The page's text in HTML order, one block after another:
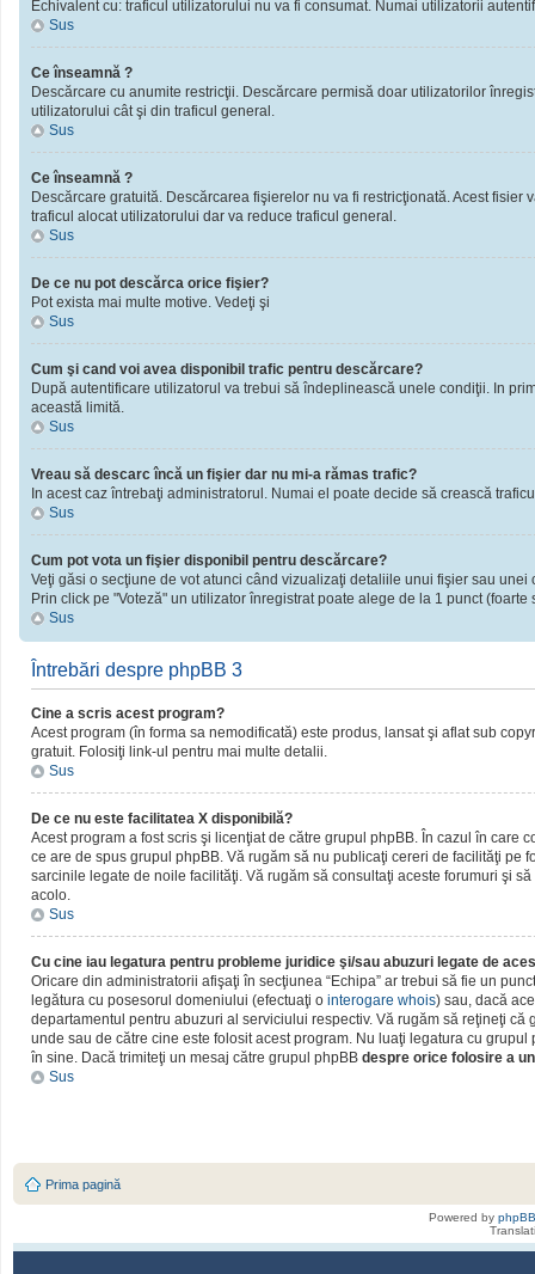
Echivalent cu: traficul utilizatorului nu va fi consumat. Numai utilizatorii
Sus
Ce înseamnă ?
Descărcare cu anumite restricţii. Descărcare permisă doar utilizatorilor
utilizatorului cât şi din traficul general.
Sus
Ce înseamnă ?
Descărcare gratuită. Descărcarea fişierelor nu va fi restricţionată. Acest
traficul alocat utilizatorului dar va reduce traficul general.
Sus
De ce nu pot descărca orice fişier?
Pot exista mai multe motive. Vedeţi şi
Sus
Cum şi cand voi avea disponibil trafic pentru descărcare?
După autentificare utilizatorul va trebui să îndeplinească unele condiţii. In
această limită.
Sus
Vreau să descarc încă un fişier dar nu mi-a rămas trafic?
In acest caz întrebaţi administratorul. Numai el poate decide să crească
Sus
Cum pot vota un fişier disponibil pentru descărcare?
Veţi găsi o secţiune de vot atunci când vizualizaţi detaliile unui fişier sau unei
Prin click pe "Voteză" un utilizator înregistrat poate alege de la 1 punct
Sus
Întrebări despre phpBB 3
Cine a scris acest program?
Acest program (în forma sa nemodificată) este produs, lansat şi aflat sub
gratuit. Folosiţi link-ul pentru mai multe detalii.
Sus
De ce nu este facilitatea X disponibilă?
Acest program a fost scris şi licenţiat de către grupul phpBB. În cazul în care
ce are de spus grupul phpBB. Vă rugăm să nu publicaţi cereri de facilităţi
sarcinile legate de noile facilităţi. Vă rugăm să consultaţi aceste forumuri şi
acolo.
Sus
Cu cine iau legatura pentru probleme juridice şi/sau abuzuri legate de
Oricare din administratorii afişaţi în secţiunea “Echipa” ar trebui să fie un
legătura cu posesorul domeniului (efectuaţi o interogare whois) sau, dacă
departamentul pentru abuzuri al serviciului respectiv. Vă rugăm să reţineţi că
unde sau de către cine este folosit acest program. Nu luaţi legatura cu
în sine. Dacă trimiteţi un mesaj către grupul phpBB despre orice folosire a
Sus
Prima pagină
Powered by phpBB